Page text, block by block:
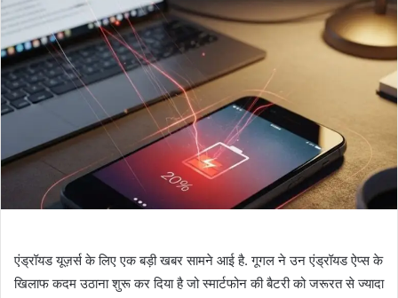
एंड्रॉयड यूज़र्स के लिए एक बड़ी खबर सामने आई है. गूगल ने उन एंड्रॉयड ऐप्स के
खिलाफ कदम उठाना शुरू कर दिया है जो स्मार्टफोन की बैटरी को जरूरत से ज्यादा